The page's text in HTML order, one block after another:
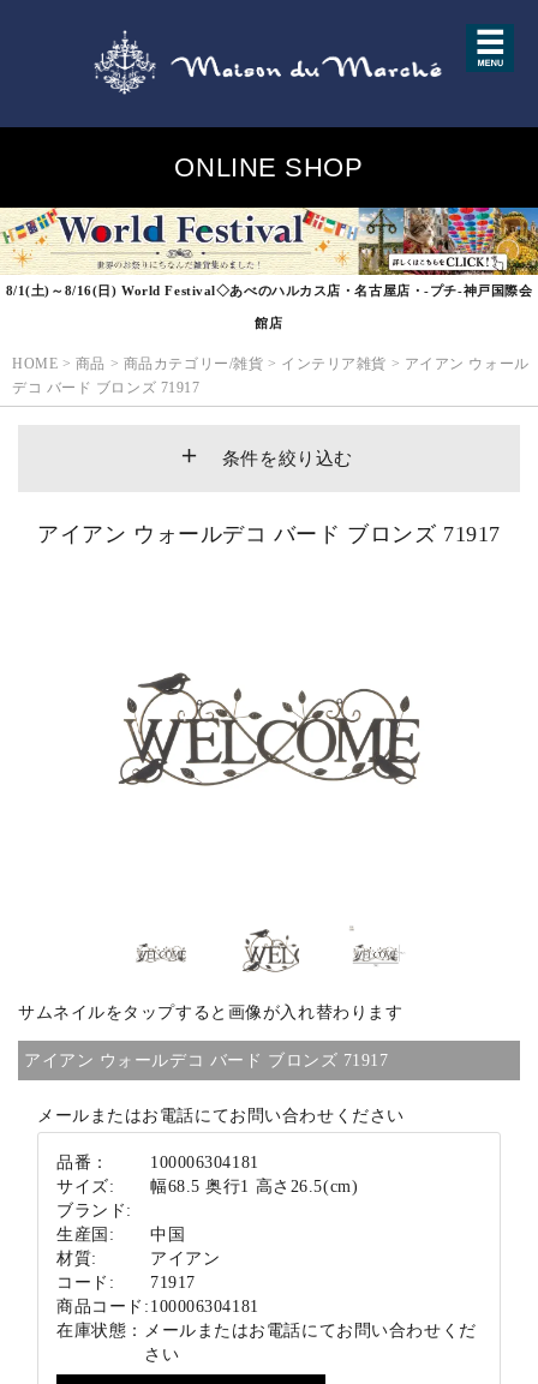
ONLINE SHOP
8/1(土)～8/16(日) World Festival◇あべのハルカス店・名古屋店・-プチ-神戸国際会
館店
HOME > 商品 > 商品カテゴリー/雑貨 > インテリア雑貨 > アイアン ウォール
デコ バード ブロンズ 71917
条件を絞り込む
商品カテゴリー/家具
サイズ
ブランド
アイアン ウォールデコ バード ブロンズ 71917
サムネイルをタップすると画像が入れ替わります
アイアン ウォールデコ バード ブロンズ 71917
メールまたはお電話にてお問い合わせください
品番：
100006304181
サイズ:
幅68.5 奥行1 高さ26.5(cm)
ブランド:
生産国:
中国
材質:
アイアン
コード:
71917
商品コード: 100006304181
在庫状態：
メールまたはお電話にてお問い合わせくだ
さい